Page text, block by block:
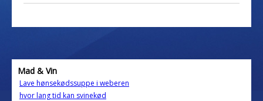
Mad & Vin
Lave hønsekødssuppe i weberen
hvor lang tid kan svinekød